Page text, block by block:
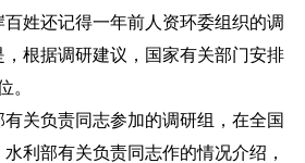
姓还记得一年前人资环委组织的调
根据调研建议，国家有关部门安排
。
关负责同志参加的调研组，在全国
利部有关负责同志作的情况介绍，